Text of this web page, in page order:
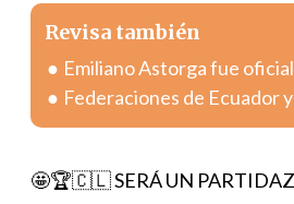
Revisa también
Emiliano Astorga fue
Federaciones de Ecuador
🤩🏆🇨🇱 SERÁ UN